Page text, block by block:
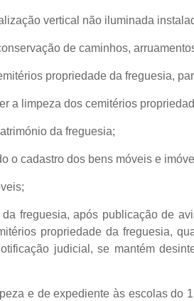
vertical não iluminada
de caminhos,
propriedade da freguesia,
a limpeza dos cemitérios
da freguesia;
o cadastro dos bens móveis e
da freguesia, após publicação de
propriedade da freguesia,
judicial, se mantém
e de expediente às escolas do